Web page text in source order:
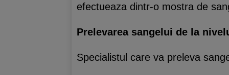
efectueaza dintr-o mostra de
Prelevarea sangelui de la
Specialistul care va preleva